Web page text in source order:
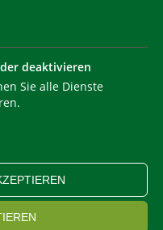
BARRIEREFREIHEIT
deaktivieren
Sie alle Dienste